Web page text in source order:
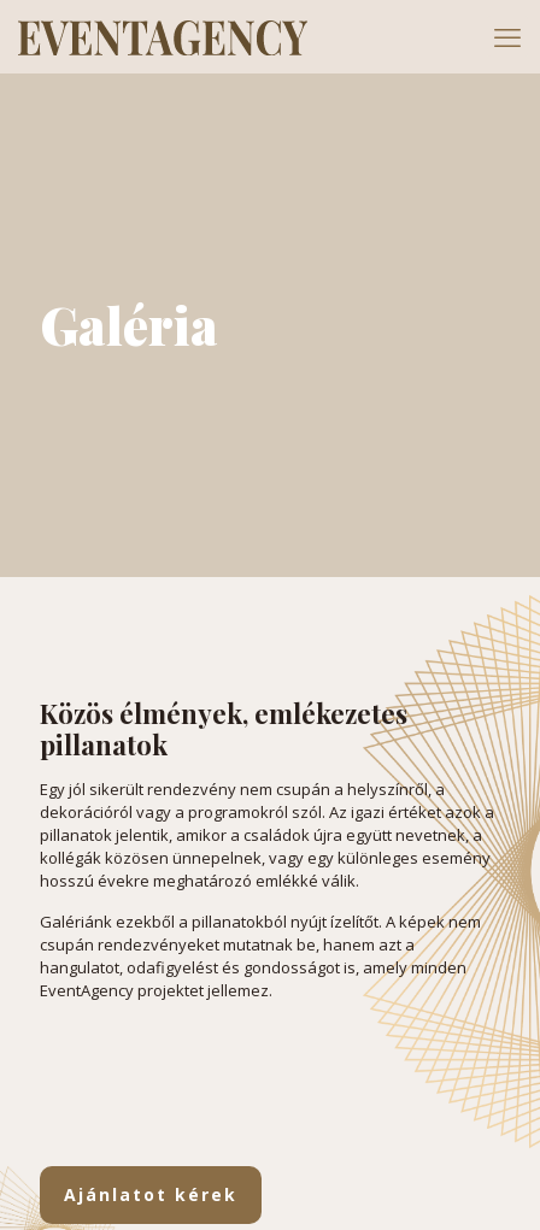
Galéria
Közös élmények, emlékezetes
pillanatok
Egy jól sikerült rendezvény nem csupán a helyszínről, a
dekorációról vagy a programokról szól. Az igazi értéket azok a
pillanatok jelentik, amikor a családok újra együtt nevetnek, a
kollégák közösen ünnepelnek, vagy egy különleges esemény
hosszú évekre meghatározó emlékké válik.
Galériánk ezekből a pillanatokból nyújt ízelítőt. A képek nem
csupán rendezvényeket mutatnak be, hanem azt a
hangulatot, odafigyelést és gondosságot is, amely minden
EventAgency projektet jellemez.
Ajánlatot kérek